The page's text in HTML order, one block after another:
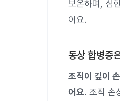
보온하며, 심
어요.
동상 합병증
조직이 깊이
어요. 조직 손